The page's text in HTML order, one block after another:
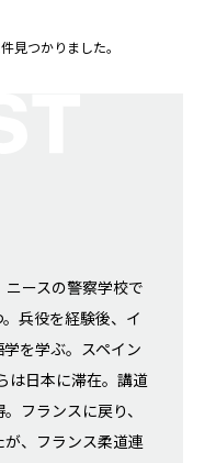
見つかりました。
ースの警察学校で
兵役を経験後、イ
を学ぶ。スペイン
は日本に滞在。講道
フランスに戻り、
、フランス柔道連